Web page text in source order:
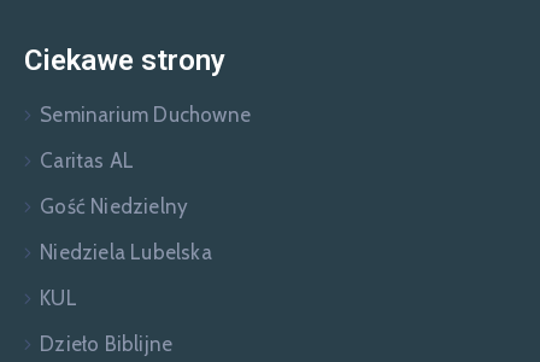
Ciekawe strony
Seminarium Duchowne
Caritas AL
Gość Niedzielny
Niedziela Lubelska
KUL
Dzieło Biblijne